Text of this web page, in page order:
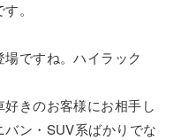
。
ですね。ハイラック
きのお客様にお相手し
ン・SUV系ばかりでな